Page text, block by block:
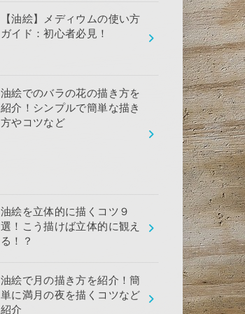
【油絵】メディウムの使い方
ガイド：初心者必見！
油絵でのバラの花の描き方を
紹介！シンプルで簡単な描き
方やコツなど
油絵を立体的に描くコツ９
選！こう描けば立体的に観え
る！？
油絵で月の描き方を紹介！簡
単に満月の夜を描くコツなど
紹介